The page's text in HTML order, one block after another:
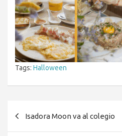
Tags: Halloween
Isadora Moon va al colegio